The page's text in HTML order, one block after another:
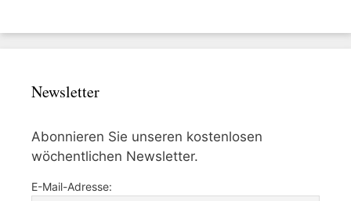
Newsletter
Abonnieren Sie unseren kostenlosen
wöchentlichen Newsletter.
E-Mail-Adresse: